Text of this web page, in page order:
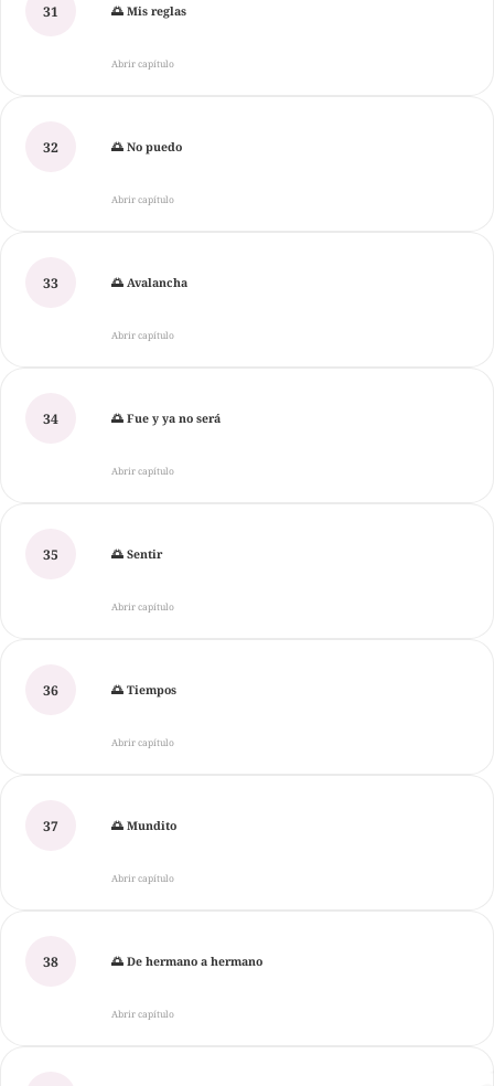
31 🌅 Mis reglas
Abrir capítulo
32 🌅 No puedo
Abrir capítulo
33 🌅 Avalancha
Abrir capítulo
34 🌅 Fue y ya no será
Abrir capítulo
35 🌅 Sentir
Abrir capítulo
36 🌅 Tiempos
Abrir capítulo
37 🌅 Mundito
Abrir capítulo
38 🌅 De hermano a hermano
Abrir capítulo